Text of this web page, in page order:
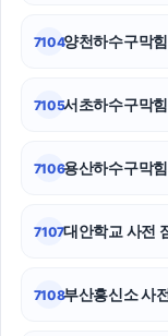
7104양천하수구막
7105서초하수구막
7106용산하수구막
7107대안학교 사전
7108부산흥신소 사